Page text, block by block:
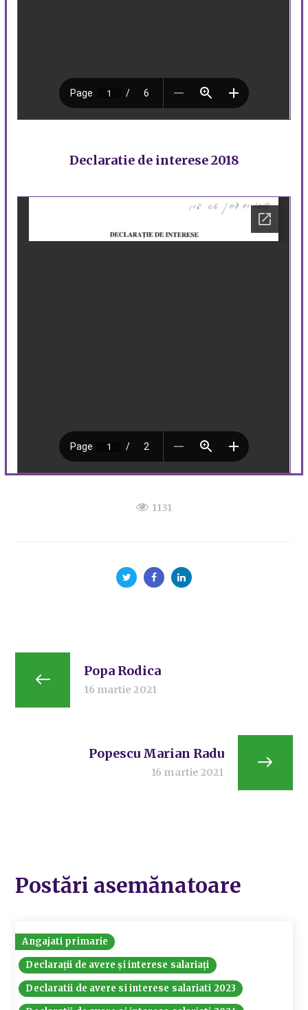
Declaratie de interese 2018
1131
Popa Rodica
16 martie 2021
Popescu Marian Radu
16 martie 2021
Postări asemănatoare
Angajati primarie
Declarații de avere și interese salariați
Declaratii de avere si interese salariati 2023